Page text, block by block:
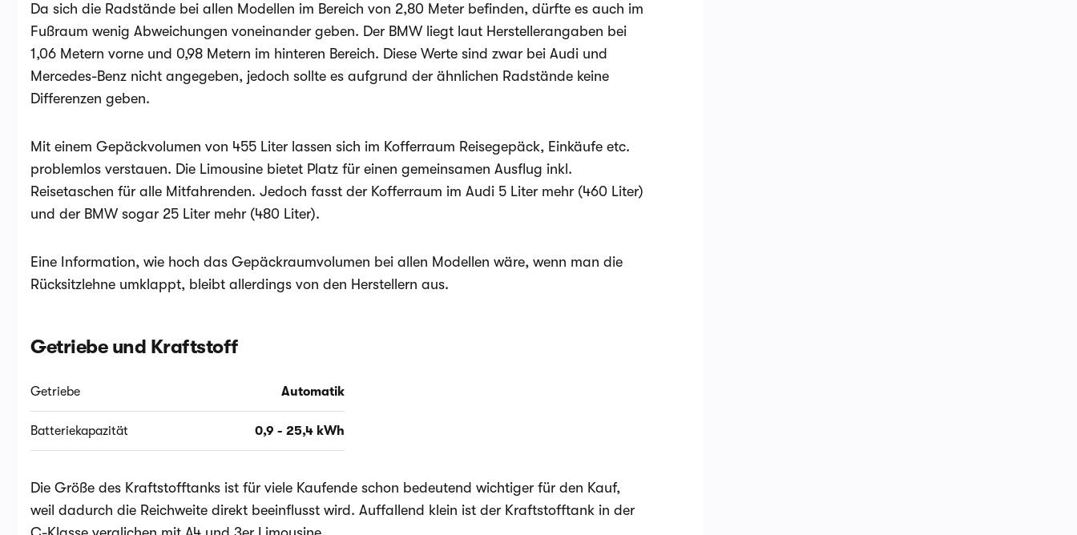
Da sich die Radstände bei allen Modellen im Bereich von 2,80 Meter befinden, dürfte es auch im
Fußraum wenig Abweichungen voneinander geben. Der BMW liegt laut Herstellerangaben bei
1,06 Metern vorne und 0,98 Metern im hinteren Bereich. Diese Werte sind zwar bei Audi und
Mercedes-Benz nicht angegeben, jedoch sollte es aufgrund der ähnlichen Radstände keine
Differenzen geben.
Mit einem Gepäckvolumen von 455 Liter lassen sich im Kofferraum Reisegepäck, Einkäufe etc.
problemlos verstauen. Die Limousine bietet Platz für einen gemeinsamen Ausflug inkl.
Reisetaschen für alle Mitfahrenden. Jedoch fasst der Kofferraum im Audi 5 Liter mehr (460 Liter)
und der BMW sogar 25 Liter mehr (480 Liter).
Eine Information, wie hoch das Gepäckraumvolumen bei allen Modellen wäre, wenn man die
Rücksitzlehne umklappt, bleibt allerdings von den Herstellern aus.
Getriebe und Kraftstoff
Getriebe Automatik
Batteriekapazität 0,9 - 25,4 kWh
Die Größe des Kraftstofftanks ist für viele Kaufende schon bedeutend wichtiger für den Kauf,
weil dadurch die Reichweite direkt beeinflusst wird. Auffallend klein ist der Kraftstofftank in der